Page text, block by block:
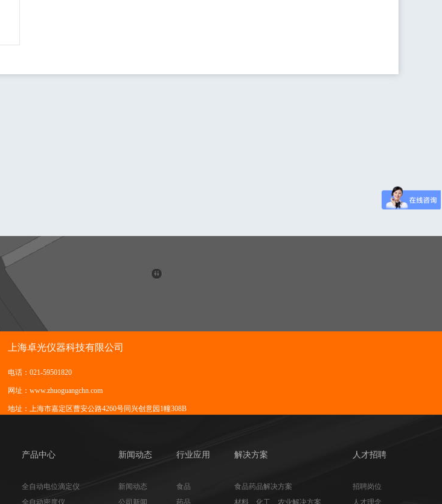
上海卓光仪器科技有限公司
电话：021-59501820
网址：www.zhuoguangchn.com
地址：上海市嘉定区曹安公路4260号同兴创意园1幢308B
产品中心
全自动电位滴定仪
全自动密度仪
新闻动态
新闻动态
公司新闻
行业应用
食品
药品
解决方案
食品药品解决方案
材料、化工、农业解决方案
人才招聘
招聘岗位
人才理念